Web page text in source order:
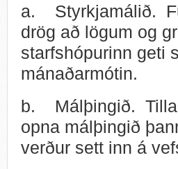
a. Styrkjamálið.
drög að lögum og
starfshópurinn geti
mánaðarmótin.
b. Málþingið.
opna málþingið
verður sett inn á